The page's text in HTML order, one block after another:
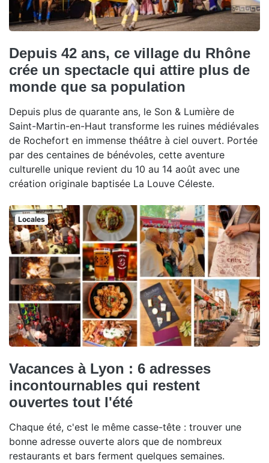
Depuis 42 ans, ce village du Rhône
crée un spectacle qui attire plus de
monde que sa population
Depuis plus de quarante ans, le Son & Lumière de
Saint-Martin-en-Haut transforme les ruines médiévales
de Rochefort en immense théâtre à ciel ouvert. Portée
par des centaines de bénévoles, cette aventure
culturelle unique revient du 10 au 14 août avec une
création originale baptisée La Louve Céleste.
Locales
Vacances à Lyon : 6 adresses
incontournables qui restent
ouvertes tout l'été
Chaque été, c'est le même casse-tête : trouver une
bonne adresse ouverte alors que de nombreux
restaurants et bars ferment quelques semaines.